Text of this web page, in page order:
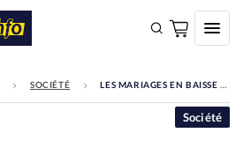
FAIRE UN DON
SOCIÉTÉ LES MARIAGES EN BAISSE EN FRANCE, LE PACS SE DÉMOCRATISE
Société